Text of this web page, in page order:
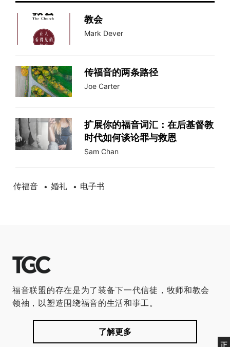
教会
Mark Dever
传福音的两条路径
Joe Carter
扩展你的福音词汇：在后基督教
时代如何谈论罪与救恩
Sam Chan
传福音 • 婚礼 • 电子书
正
福音联盟的存在是为了装备下一代信徒，牧师和教会
领袖，以塑造围绕福音的生活和事工。
了解更多